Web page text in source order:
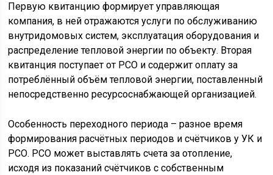
Первую квитанцию формирует управляющая
компания, в ней отражаются услуги по обслуживанию
внутридомовых систем, эксплуатация оборудования и
распределение тепловой энергии по объекту. Вторая
квитанция поступает от РСО и содержит оплату за
потреблённый объём тепловой энергии, поставленный
непосредственно ресурсоснабжающей организацией.
Особенность переходного периода – разное время
формирования расчётных периодов и счётчиков у УК и
РСО. РСО может выставлять счета за отопление,
исходя из показаний счётчиков с собственным